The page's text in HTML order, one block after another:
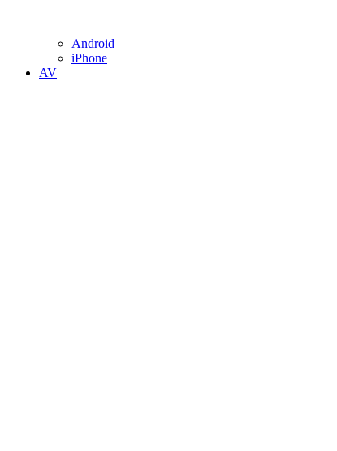
Android
iPhone
AV